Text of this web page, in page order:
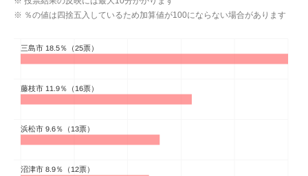
進化するPCとデバイスの未来
好きが集まる 比べて選べる
経営リーダーのコミュニティ
※ ％の値は四捨五入しているため加算値が100にならない場合があります